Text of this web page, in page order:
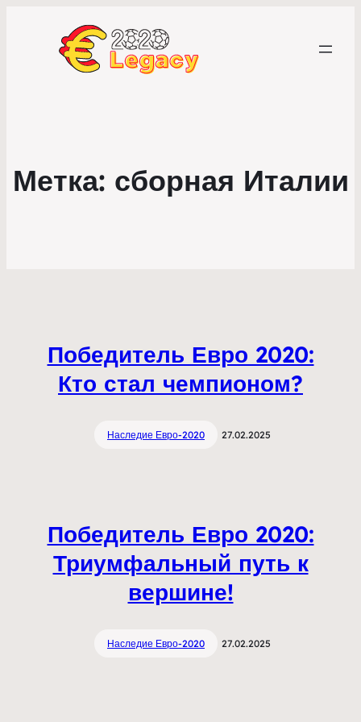
Метка: сборная Италии
Победитель Евро 2020:
Кто стал чемпионом?
Наследие Евро-2020 27.02.2025
Победитель Евро 2020:
Триумфальный путь к
вершине!
Наследие Евро-2020 27.02.2025